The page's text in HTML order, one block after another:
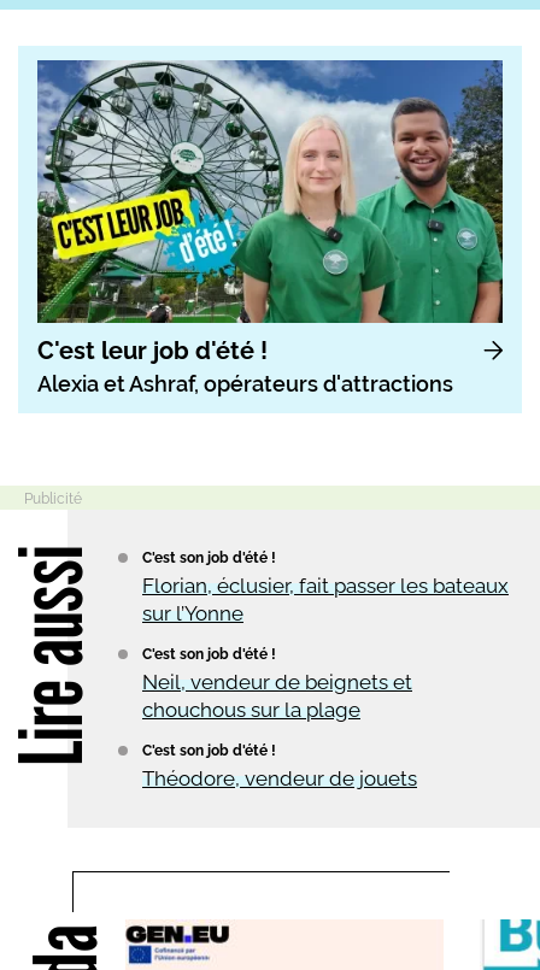
C'est leur job d'été !
Alexia et Ashraf, opérateurs d'attractions
C'est son job d'été !
Florian, éclusier, fait passer les bateaux
sur l’Yonne
C'est son job d'été !
Neil, vendeur de beignets et
chouchous sur la plage
C'est son job d'été !
Théodore, vendeur de jouets